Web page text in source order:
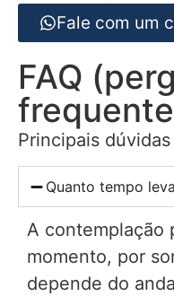
Fale com um
FAQ
Principais
Quanto tempo
A contemplação
momento, por
depende do